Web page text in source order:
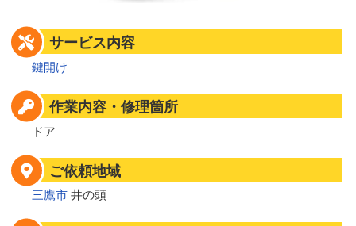
サービス内容
鍵開け
作業内容・修理箇所
ドア
ご依頼地域
三鷹市 井の頭